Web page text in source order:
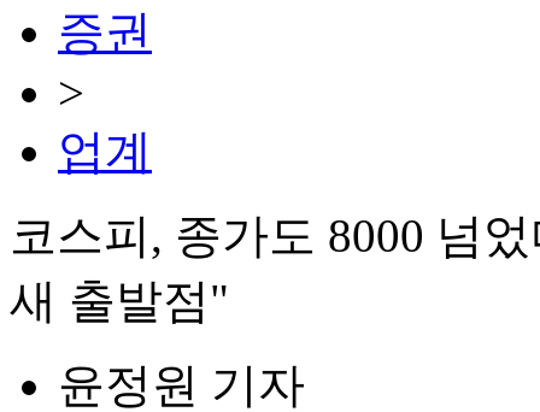
증권
>
업계
코스피, 종가도 8000 넘
새 출발점"
윤정원 기자